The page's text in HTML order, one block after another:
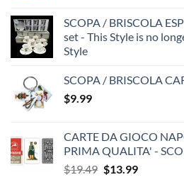
SCOPA / BRISCOLA
set - This Style is no
Style
SCOPA / BRISCOLA
$9.99
CARTE DA GIOCO
PRIMA QUALITA' -
$19.49 Original
$13.99Current